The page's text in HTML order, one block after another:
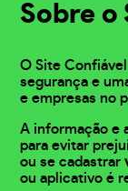
Sobre o
O Site
segurança e
e empresas no
A informação e
para evitar
ou se cadastrar
ou aplicativo é